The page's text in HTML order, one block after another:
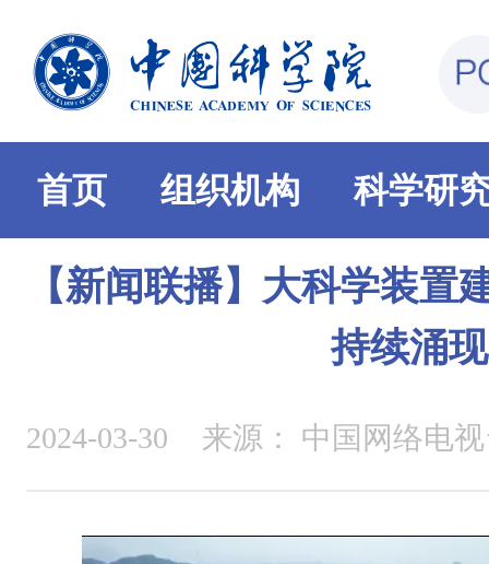
首页 组织机构 科学研
【新闻联播】大科学装置
持续涌现
2024-03-30 来源： 中国网络电